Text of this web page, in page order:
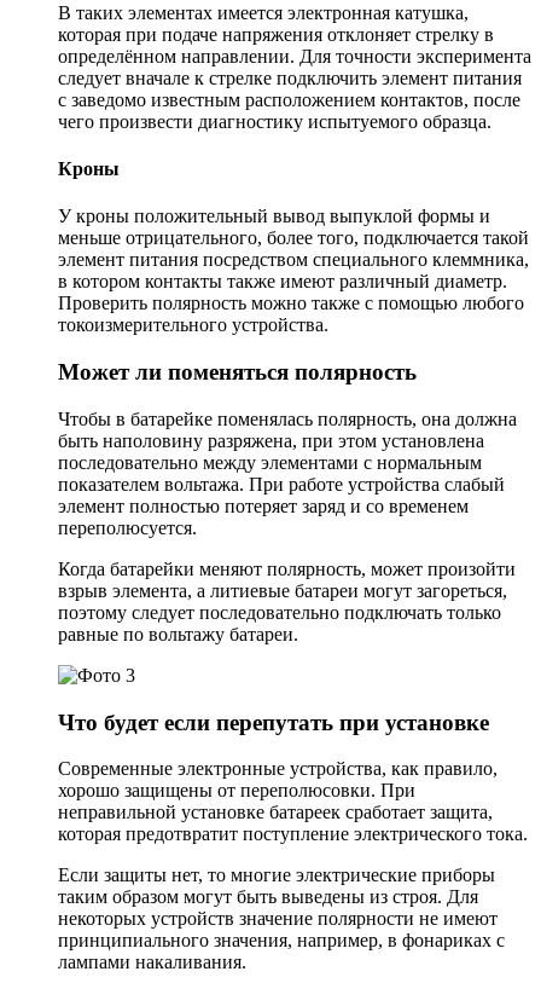
В таких элементах имеется электронная катушка,
которая при подаче напряжения отклоняет стрелку в
определённом направлении. Для точности эксперимента
следует вначале к стрелке подключить элемент питания
с заведомо известным расположением контактов, после
чего произвести диагностику испытуемого образца.
Кроны
У кроны положительный вывод выпуклой формы и
меньше отрицательного, более того, подключается такой
элемент питания посредством специального клеммника,
в котором контакты также имеют различный диаметр.
Проверить полярность можно также с помощью любого
токоизмерительного устройства.
Может ли поменяться полярность
Чтобы в батарейке поменялась полярность, она должна
быть наполовину разряжена, при этом установлена
последовательно между элементами с нормальным
показателем вольтажа. При работе устройства слабый
элемент полностью потеряет заряд и со временем
переполюсуется.
Когда батарейки меняют полярность, может произойти
взрыв элемента, а литиевые батареи могут загореться,
поэтому следует последовательно подключать только
равные по вольтажу батареи.
Что будет если перепутать при установке
Современные электронные устройства, как правило,
хорошо защищены от переполюсовки. При
неправильной установке батареек сработает защита,
которая предотвратит поступление электрического тока.
Если защиты нет, то многие электрические приборы
таким образом могут быть выведены из строя. Для
некоторых устройств значение полярности не имеют
принципиального значения, например, в фонариках с
лампами накаливания.